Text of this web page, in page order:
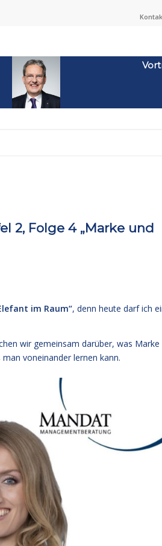
2, Folge 4 „Marke und
im Raum“, denn heute darf ich
wir gemeinsam darüber, was Marke
voneinander lernen kann.